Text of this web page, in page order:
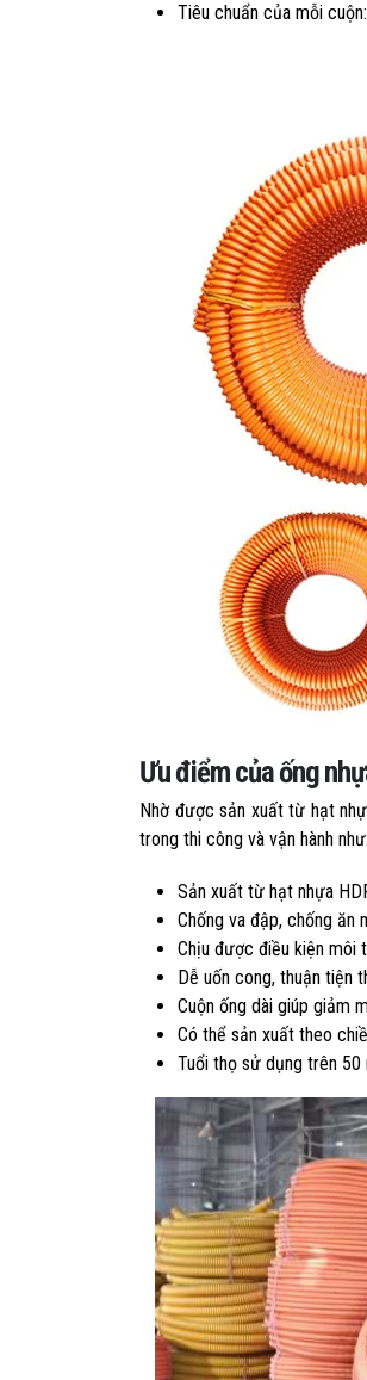
Tiêu chuẩn của mỗi
Ưu điểm của ống
Nhờ được sản xuất từ hạt
trong thi công và vận hành như:
Sản xuất từ hạt nhựa
Chống va đập, chống ăn
Chịu được điều kiện môi
Dễ uốn cong, thuận tiện
Cuộn ống dài giúp giảm
Có thể sản xuất theo
Tuổi thọ sử dụng trên